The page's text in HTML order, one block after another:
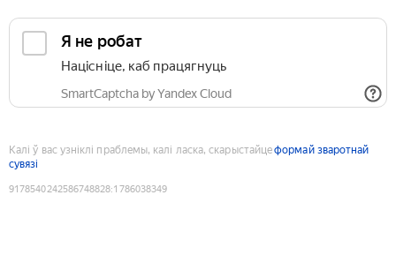
Я не робат
Націсніце, каб працягнуць
SmartCaptcha by Yandex Cloud
Калі ў вас узніклі праблемы, калі ласка, скарыстайцеформай зваротнай
сувязі
9178540242586748828:1786038349